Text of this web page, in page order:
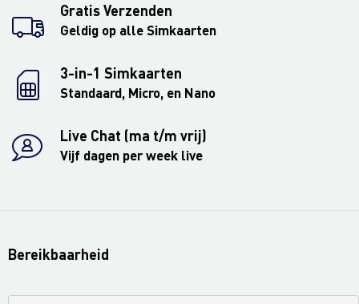
Gratis Verzenden
Geldig op alle Simkaarten
3-in-1 Simkaarten
Standaard, Micro, en Nano
Live Chat (ma t/m vrij)
Vijf dagen per week live
Bereikbaarheid